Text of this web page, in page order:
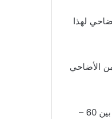
لهذا
الأضاحي
وأضاف لـ”الأناضول”: “على الرغم من ذلك، فإن أقل سعر للأضحية يبلغ 40 ألف جنيه، ويتراوح أعلى سعر ما بين 60 –